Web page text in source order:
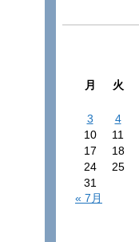
月
火
3
4
10
11
17
18
24
25
31
« 7月